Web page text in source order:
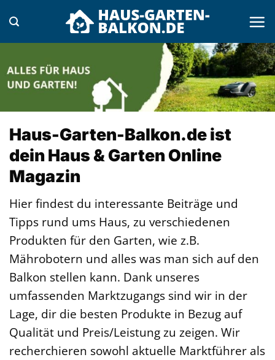
Inhalt
springen
Haus-Garten-Balkon.de ist
dein Haus & Garten Online
Magazin
Hier findest du interessante Beiträge und
Tipps rund ums Haus, zu verschiedenen
Produkten für den Garten, wie z.B.
Mährobotern und alles was man sich auf den
Balkon stellen kann. Dank unseres
umfassenden Marktzugangs sind wir in der
Lage, dir die besten Produkte in Bezug auf
Qualität und Preis/Leistung zu zeigen. Wir
recherchieren sowohl aktuelle Marktführer als